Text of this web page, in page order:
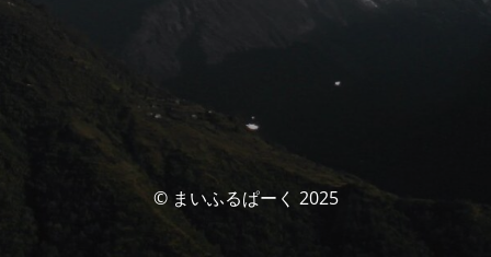
© まいふるぱーく 2025